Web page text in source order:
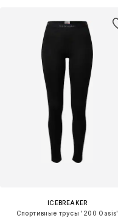
ICEBREAKER
Спортивные трусы '200 Oasis'